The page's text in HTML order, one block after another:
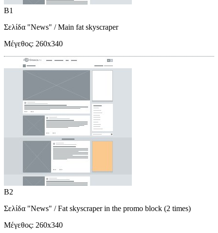
B1
Σελίδα "News" / Main fat skyscraper
Μέγεθος: 260x340
B2
Σελίδα "News" / Fat skyscraper in the promo block (2 times)
Μέγεθος: 260x340